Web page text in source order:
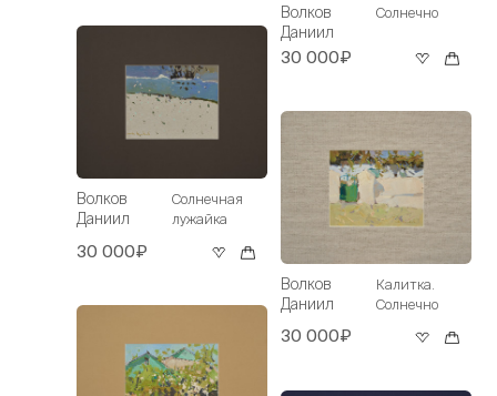
Волков
Даниил
Солнечная
лужайка
30 000₽
Волков
Даниил
Солнечно
30 000₽
Волков
Даниил
Калитка.
Солнечно
30 000₽